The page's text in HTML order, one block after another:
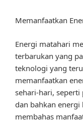
Memanfaatkan
Energi matahari
terbarukan yang
teknologi yang
memanfaatkan
sehari-hari, seperti
dan bahkan
membahas